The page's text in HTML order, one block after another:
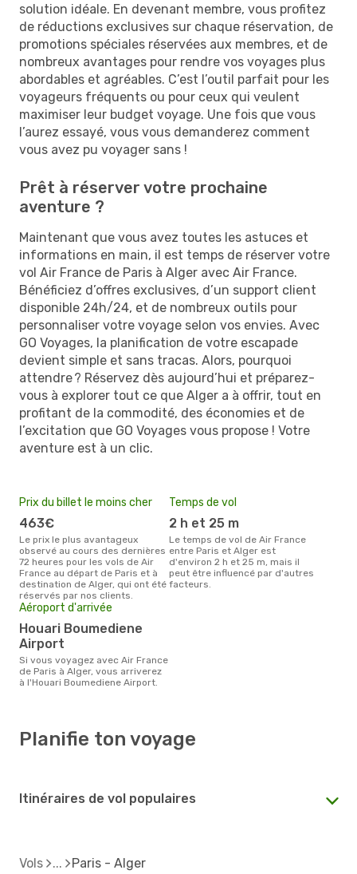
solution idéale. En devenant membre, vous profitez
de réductions exclusives sur chaque réservation, de
promotions spéciales réservées aux membres, et de
nombreux avantages pour rendre vos voyages plus
abordables et agréables. C’est l’outil parfait pour les
voyageurs fréquents ou pour ceux qui veulent
maximiser leur budget voyage. Une fois que vous
l’aurez essayé, vous vous demanderez comment
vous avez pu voyager sans !
Prêt à réserver votre prochaine
aventure ?
Maintenant que vous avez toutes les astuces et
informations en main, il est temps de réserver votre
vol Air France de Paris à Alger avec Air France.
Bénéficiez d’offres exclusives, d’un support client
disponible 24h/24, et de nombreux outils pour
personnaliser votre voyage selon vos envies. Avec
GO Voyages, la planification de votre escapade
devient simple et sans tracas. Alors, pourquoi
attendre ? Réservez dès aujourd’hui et préparez-
vous à explorer tout ce que Alger a à offrir, tout en
profitant de la commodité, des économies et de
l’excitation que GO Voyages vous propose ! Votre
aventure est à un clic.
Prix du billet le moins cher
463€
Le prix le plus avantageux
observé au cours des dernières
72 heures pour les vols de Air
France au départ de Paris et à
destination de Alger, qui ont été
réservés par nos clients.
Temps de vol
2 h et 25 m
Le temps de vol de Air France
entre Paris et Alger est
d'environ 2 h et 25 m, mais il
peut être influencé par d'autres
facteurs.
Aéroport d'arrivée
Houari Boumediene
Airport
Si vous voyagez avec Air France
de Paris à Alger, vous arriverez
à l'Houari Boumediene Airport.
Planifie ton voyage
Itinéraires de vol populaires
Vols Paris - Alger